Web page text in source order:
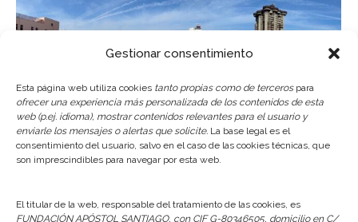
Gestionar consentimiento
Esta página web utiliza cookies tanto propias como de tercerospara
ofrecer una experiencia más personalizada de los contenidos de esta
web (p.ej. idioma), mostrar contenidos relevantes para el usuario y
enviarle los mensajes o alertas que solicite. La base legal es el
consentimiento del usuario, salvo en el caso de las cookies técnicas, que
son imprescindibles para navegar por esta web.
El titular de la web, responsable del tratamiento de las cookies, es
FUNDACIÓN APÓSTOL SANTIAGO, con CIF G-80346505, domicilio en C/
Documentación PorFundación Apóstol